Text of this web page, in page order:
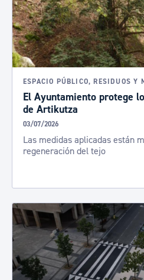
ESPACIO PÚBLICO, RESIDUOS Y
El Ayuntamiento protege
de Artikutza
03/07/2026
Las medidas aplicadas están
regeneración del tejo